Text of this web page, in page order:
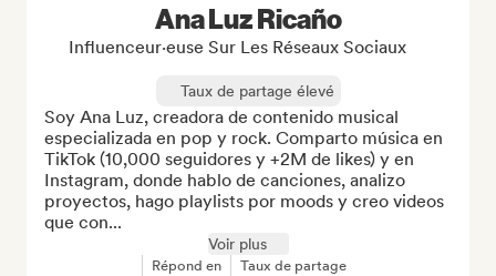
Ana Luz Ricaño
Influenceur·euse Sur Les Réseaux Sociaux
Taux de partage élevé
Soy Ana Luz, creadora de contenido musical
especializada en pop y rock. Comparto música en
TikTok (10,000 seguidores y +2M de likes) y en
Instagram, donde hablo de canciones, analizo
proyectos, hago playlists por moods y creo videos
que con...
Voir plus
Répond en Taux de partage